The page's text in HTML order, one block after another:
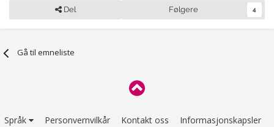
Del Følgere 4
Gå til emneliste
Språk Personvernvilkår Kontakt oss Informasjonskapsler